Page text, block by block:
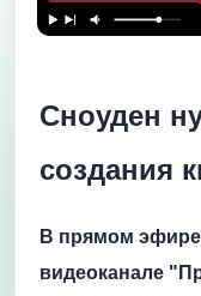
Сноуден
создания
В прямом
видеоканале